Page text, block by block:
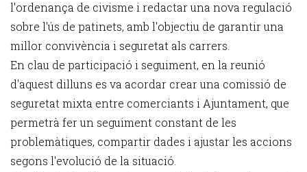
l'ordenança de civisme i redactar una nova regulació
sobre l'ús de patinets, amb l'objectiu de garantir una
millor convivència i seguretat als carrers.
En clau de participació i seguiment, en la reunió
d'aquest dilluns es va acordar crear una comissió de
seguretat mixta entre comerciants i Ajuntament, que
permetrà fer un seguiment constant de les
problemàtiques, compartir dades i ajustar les accions
segons l'evolució de la situació.